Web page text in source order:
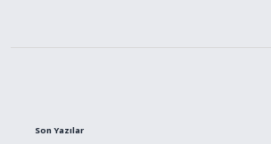
Son Yazılar